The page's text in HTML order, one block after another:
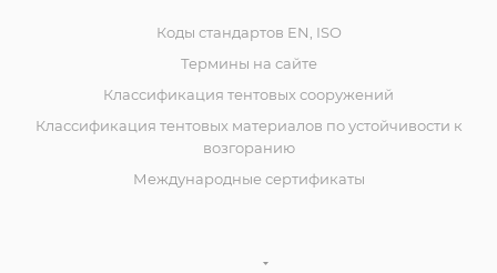
Коды стандартов EN, ISO
Термины на сайте
Классификация тентовых сооружений
Классификация тентовых материалов по устойчивости к
возгоранию
Международные сертификаты